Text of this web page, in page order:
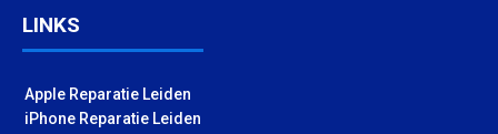
LINKS
Apple Reparatie Leiden
iPhone Reparatie Leiden